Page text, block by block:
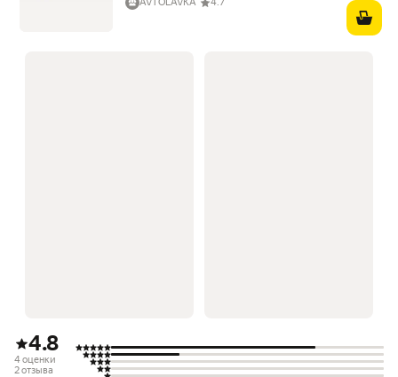
4.8
4 оценки
2 отзыва